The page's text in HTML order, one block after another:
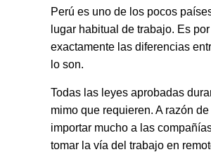
Perú es uno de los pocos
lugar habitual de trabajo. Es
exactamente las diferencias
lo son.
Todas las leyes aprobadas
mimo que requieren. A razón
importar mucho a las
tomar la vía del trabajo en